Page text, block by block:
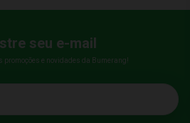
seu e-mail
promoções e novidades da Bumerang!